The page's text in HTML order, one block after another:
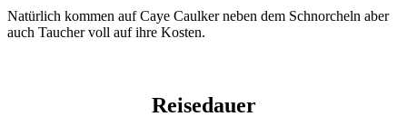
Natürlich kommen auf Caye Caulker neben dem Schnorcheln aber
auch Taucher voll auf ihre Kosten.
Reisedauer